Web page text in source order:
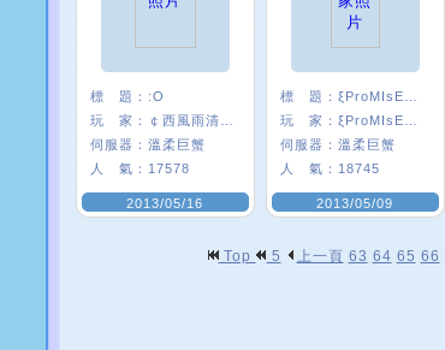
標 題： :O
玩 家：
伺服器： 溫柔巨蟹
人 氣： 17578
2013/05/16
標 題：
玩 家：
伺服器： 溫柔巨蟹
人 氣： 18745
2013/05/09
Top 5 上一頁 63 64 65 66